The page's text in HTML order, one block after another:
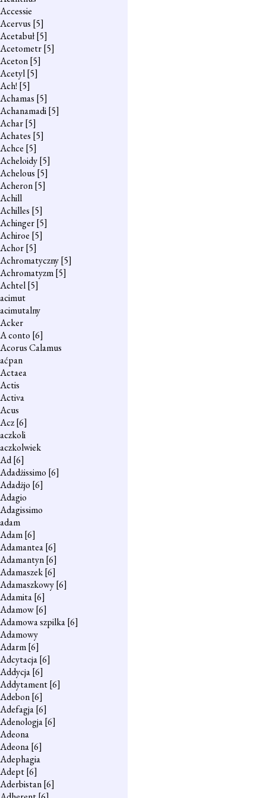
Accessie
Acervus [5]
Acetabuł[5]
Acetometr[5]
Aceton[5]
Acetyl[5]
Ach! [5]
Achamas [5]
Achanamadi[5]
Achar[5]
Achates [5]
Achce [5]
Acheloidy[5]
Achelous [5]
Acheron[5]
Achill
Achilles [5]
Achinger[5]
Achiroe [5]
Achor[5]
Achromatyczny[5]
Achromatyzm[5]
Achtel[5]
acimut
acimutalny
Acker
A conto [6]
Acorus Calamus
aćpan
Actaea
Actis
Activa
Acus
Acz[6]
aczkoli
aczkolwiek
Ad[6]
Adadżissimo [6]
Adadżjo [6]
Adagio
Adagissimo
adam
Adam[6]
Adamantea[6]
Adamantyn[6]
Adamaszek[6]
Adamaszkowy[6]
Adamita[6]
Adamow[6]
Adamowa szpilka[6]
Adamowy
Adarm[6]
Adcytacja[6]
Addycja[6]
Addytament[6]
Adebon[6]
Adefagja[6]
Adenologja[6]
Adeona
Adeona[6]
Adephagia
Adept[6]
Aderbistan[6]